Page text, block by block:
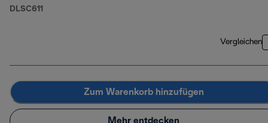
DLSC611
Vergleichen
Zum Warenkorb hinzufügen
Mehr entdecken